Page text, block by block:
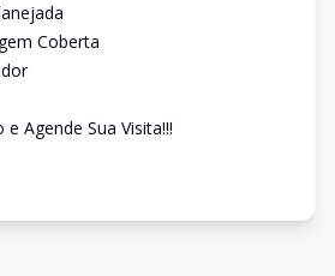
Coberta
Agende Sua Visita!!!